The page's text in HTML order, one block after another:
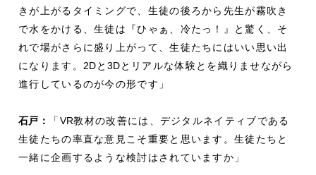
きが上がるタイミングで、生徒の後ろから先生が霧吹き
で水をかける、生徒は『ひゃぁ、冷たっ！』と驚く、そ
れで場がさらに盛り上がって、生徒たちにはいい思い出
になります。 2Dと 3Dとリアルな体験とを織りませながら
進行しているのが今の形です」
石戸： 「 VR教材の改善には、デジタルネイティブである
生徒たちの率直な意見こそ重要と思います。生徒たちと
一緒に企画するような検討はされていますか」